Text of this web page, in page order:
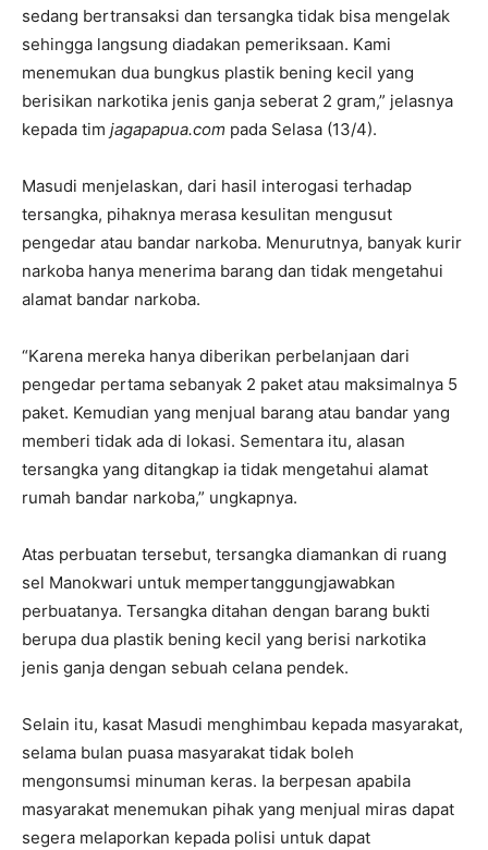
sedang bertransaksi dan tersangka tidak bisa mengelak
sehingga langsung diadakan pemeriksaan. Kami
menemukan dua bungkus plastik bening kecil yang
berisikan narkotika jenis ganja seberat 2 gram,” jelasnya
kepada tim jagapapua.com pada Selasa (13/4).
Masudi menjelaskan, dari hasil interogasi terhadap
tersangka, pihaknya merasa kesulitan mengusut
pengedar atau bandar narkoba. Menurutnya, banyak kurir
narkoba hanya menerima barang dan tidak mengetahui
alamat bandar narkoba.
“Karena mereka hanya diberikan perbelanjaan dari
pengedar pertama sebanyak 2 paket atau maksimalnya 5
paket. Kemudian yang menjual barang atau bandar yang
memberi tidak ada di lokasi. Sementara itu, alasan
tersangka yang ditangkap ia tidak mengetahui alamat
rumah bandar narkoba,” ungkapnya.
Atas perbuatan tersebut, tersangka diamankan di ruang
sel Manokwari untuk mempertanggungjawabkan
perbuatanya. Tersangka ditahan dengan barang bukti
berupa dua plastik bening kecil yang berisi narkotika
jenis ganja dengan sebuah celana pendek.
Selain itu, kasat Masudi menghimbau kepada masyarakat,
selama bulan puasa masyarakat tidak boleh
mengonsumsi minuman keras. Ia berpesan apabila
masyarakat menemukan pihak yang menjual miras dapat
segera melaporkan kepada polisi untuk dapat